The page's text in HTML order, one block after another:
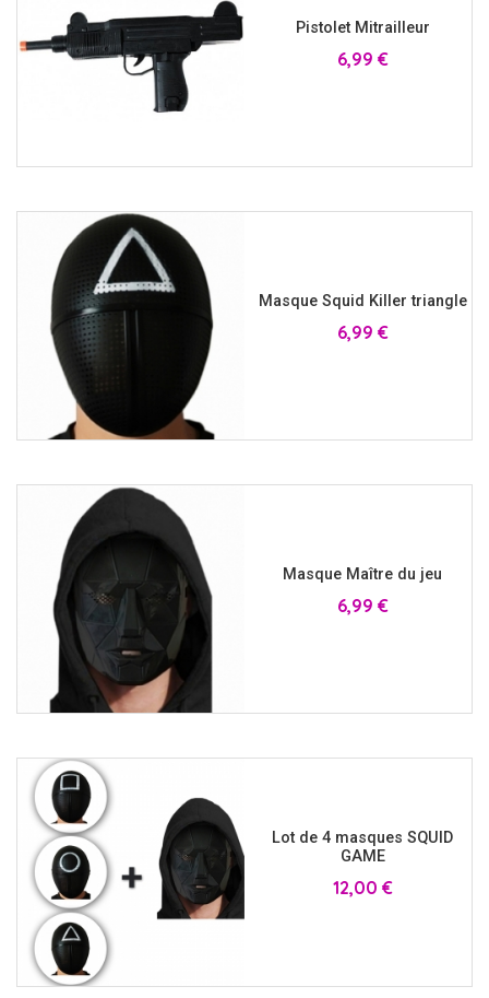
Pistolet Mitrailleur
Prix
6,99 €
Masque Squid Killer triangle
Prix
6,99 €
Masque Maître du jeu
Prix
6,99 €
Lot de 4 masques SQUID
GAME
Prix
12,00 €